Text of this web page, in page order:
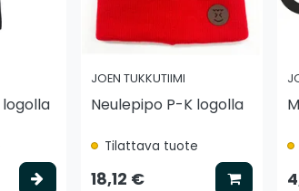
Valitse vaihtoehto
JOEN TUKKUTIIMI
Neulepipo P-K logolla
Tilattava tuote
18,12 € Lisää